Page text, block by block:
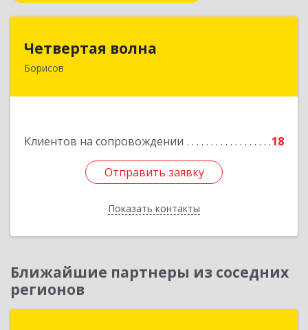
Четвертая волна
Борисов
Клиентов на сопровождении 18
Отправить заявку
Показать контакты
222520, Республика Беларусь, Минская область,
Подробнее
Отправить заявку
Назад
Ближайшие партнеры из соседних
регионов